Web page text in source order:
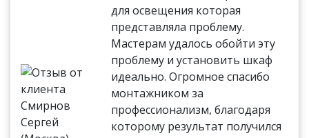
для освещения которая
представляла проблему.
Мастерам удалось обойти эту
проблему и установить шкаф
идеально. Огромное спасибо
монтажником за
профессионализм, благодаря
которому результат получился